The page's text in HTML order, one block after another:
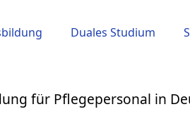
Duales Studium
für Pflegepersonal in